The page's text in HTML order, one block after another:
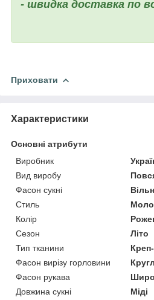
- швидка доставка по
Приховати
Характеристики
Основні атрибути
Виробник
Вид виробу
Фасон сукні
Стиль
Колір
Сезон
Літо
Тип тканини
Фасон вирізу горловини
Фасон рукава
Довжина сукні
Міді